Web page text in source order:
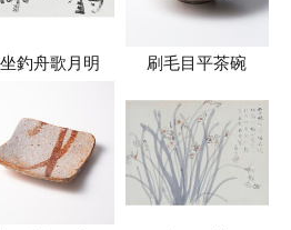
釣舟歌月明 刷毛目平茶碗